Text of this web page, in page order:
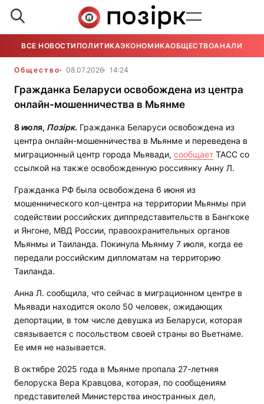
ВСЕ НОВОСТИ ПОЛИТИКАЭКОНОМИКАОБЩЕСТВОАНАЛИТИКА
Общество 08.07.2026 14:24
Гражданка Беларуси освобождена из центра
онлайн-мошенничества в Мьянме
8 июля, Позірк. Гражданка Беларуси освобождена из
центра онлайн-мошенничества в Мьянме и переведена в
миграционный центр города Мьявади, сообщает ТАСС со
ссылкой на также освобожденную россиянку Анну Л.
Гражданка РФ была освобождена 6 июня из
мошеннического кол-центра на территории Мьянмы при
содействии российских диппредставительств в Бангкоке
и Янгоне, МВД России, правоохранительных органов
Мьянмы и Таиланда. Покинула Мьянму 7 июля, когда ее
передали российским дипломатам на территорию
Таиланда.
Анна Л. сообщила, что сейчас в миграционном центре в
Мьявади находится около 50 человек, ожидающих
депортации, в том числе девушка из Беларуси, которая
связывается с посольством своей страны во Вьетнаме.
Ее имя не называется.
В октябре 2025 года в Мьянме пропала 27-летняя
белоруска Вера Кравцова, которая, по сообщениям
представителей Министерства иностранных дел,